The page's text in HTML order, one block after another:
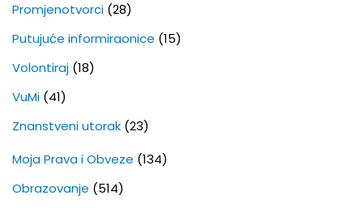
Promjenotvorci (28)
Putujuće informiraonice (15)
Volontiraj (18)
VuMi (41)
Znanstveni utorak (23)
Moja Prava i Obveze (134)
Obrazovanje (514)